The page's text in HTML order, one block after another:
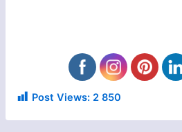
Post Views: 2 850